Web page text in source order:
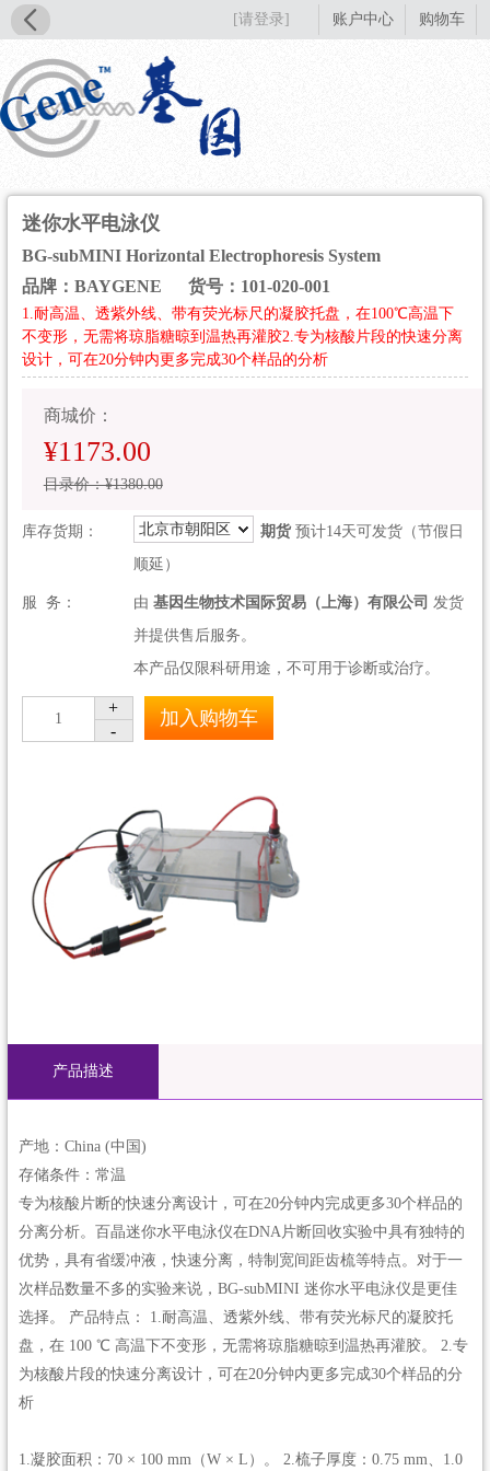
[请登录] 账户中心 购物车
迷你水平电泳仪
BG-subMINI Horizontal Electrophoresis System
品牌：BAYGENE
货号：101-020-001
1.耐高温、透紫外线、带有荧光标尺的凝胶托盘，在100℃高温下
不变形，无需将琼脂糖晾到温热再灌胶2.专为核酸片段的快速分离
设计，可在20分钟内更多完成30个样品的分析
商城价：
¥1173.00
目录价：¥1380.00
库存货期： 北京市朝阳区 期货预计14天可发货（节假日
顺延）
服 务： 由 基因生物技术国际贸易（上海）有限公司 发货
并提供售后服务。
本产品仅限科研用途，不可用于诊断或治疗。
1
+
-
加入购物车
产品描述
产地：China (中国)
存储条件：常温
专为核酸片断的快速分离设计，可在20分钟内完成更多30个样品的
分离分析。百晶迷你水平电泳仪在DNA片断回收实验中具有独特的
优势，具有省缓冲液，快速分离，特制宽间距齿梳等特点。对于一
次样品数量不多的实验来说，BG-subMINI 迷你水平电泳仪是更佳
选择。 产品特点： 1.耐高温、透紫外线、带有荧光标尺的凝胶托
盘，在 100 ℃ 高温下不变形，无需将琼脂糖晾到温热再灌胶。 2.专
为核酸片段的快速分离设计，可在20分钟内更多完成30个样品的分
析
1.凝胶面积：70 × 100 mm（W × L）。 2.梳子厚度：0.75 mm、1.0